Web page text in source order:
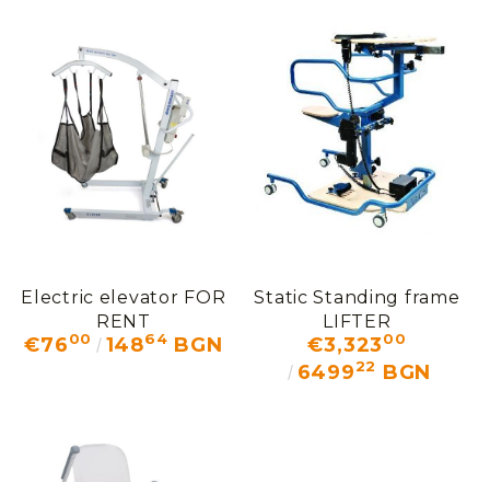
Electric elevator FOR
RENT
€7600 14864 BGN
Static Standing frame
LIFTER
€3,32300
649922 BGN